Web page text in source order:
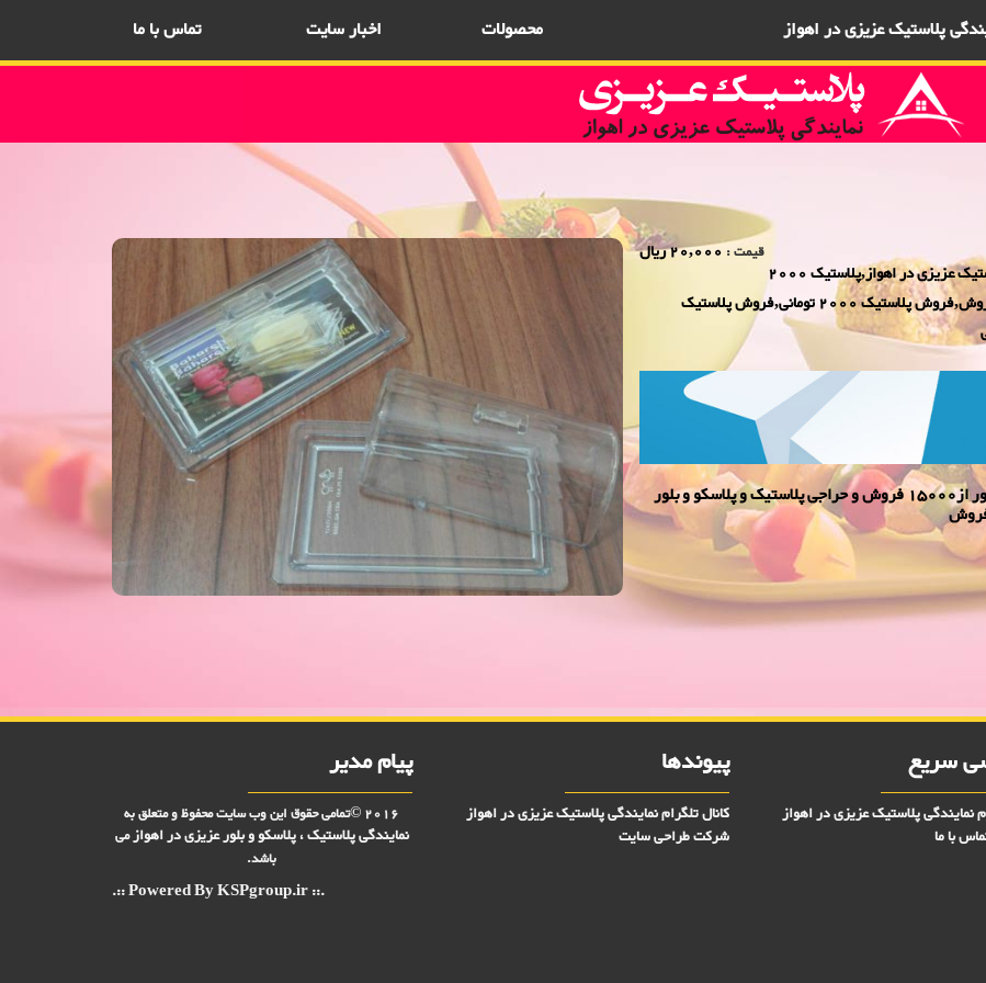
پلاستیک عزیزی در اهواز محصولات اخبار سایت تماس با ما
قیمت :20,000 ریال
فروش ویژه جا کره ای کریستال بهاره 2000 فروش,نمایندگی پلاستیک عزیزی در اهواز,پلاستیک 2000
فروش,پلاستیک 5000 فروش,بلور 2000 فروش,بلور 5000 فروش,فروش پلاستیک 2000 تومانی,فروش پلاستیک
نمایندگی پلاسكو وبلورعزیزی در اهواز - حراجی پلاسکو و بلور از15000 فروش و حراجی پلاستیک و پلاسکو و بلور
سریع
نمایندگی پلاستیک عزیزی در اهواز
با ما
پیوندها
کانال تلگرام نمایندگی پلاستیک عزیزی در اهواز
شرکت طراحی سایت
پیام مدیر
2016 ©تمامی حقوق این وب سایت محفوظ و متعلق به
نمایندگی پلاستیک ، پلاسکو و بلور عزیزی دراهوازمی
باشد.
.:: Powered By KSPgroup.ir ::.